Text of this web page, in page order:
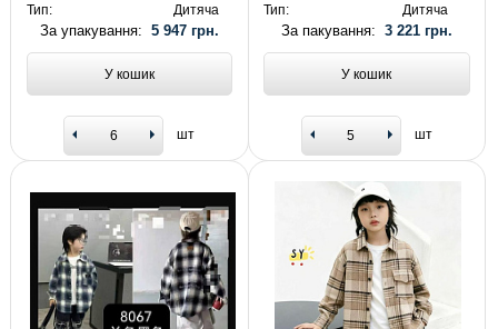
Тип:
Дитяча
За упакування: 5 947 грн.
У кошик
шт
Тип:
Дитяча
За пакування: 3 221 грн.
У кошик
шт